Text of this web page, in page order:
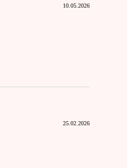
10.05.2026
25.02.2026